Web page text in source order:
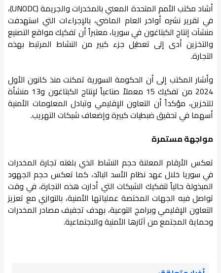
أشاد مكتب الأمم المتحدة المعني بالمخدرات والجريمة (UNODC)،
في تقرير نشره أواخر العام الماضي، بالإجراءات التي استهدفت
منشآت إنتاج الكبتاغون في سوريا، معتبراً أن تفكيك مواقع التصنيع
والتخزين أدى إلى تعطيل جزء كبير من النشاط المرتبط بهذه
التجارة.
وأشار المكتب إلى أن الحكومة السورية تمكنت منذ كانون الأول
2024 من تفكيك 15 معملاً صناعياً لإنتاج الكبتاغون و13 منشأة
للتخزين، مؤكداً أن التعاون الإقليمي وتبادل المعلومات الأمنية
أسهما في تحقيق ضبطيات كبيرة وإضعاف شبكات التهريب.
مواجهة مستمرة
تعكس الأرقام المعلنة حجم النشاط الذي بلغته تجارة المخدرات
في سوريا خلال عهد نظام الأسد البائد، كما تعكس حجم الجهود
المبذولة حالياً لتفكيك الشبكات التي أدارت هذه التجارة، في وقت
تواصل فيه الجهات المختصة عملياتها الأمنية، بالتوازي مع تعزيز
التعاون الإقليمي وبرامج التوعية، بهدف تجفيف مصادر المخدرات
وحماية المجتمع من آثارها الأمنية والاجتماعية.